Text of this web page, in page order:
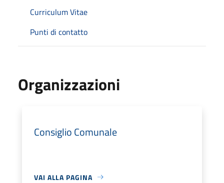
Curriculum Vitae
Punti di contatto
Organizzazioni
Consiglio Comunale
VAI ALLA PAGINA